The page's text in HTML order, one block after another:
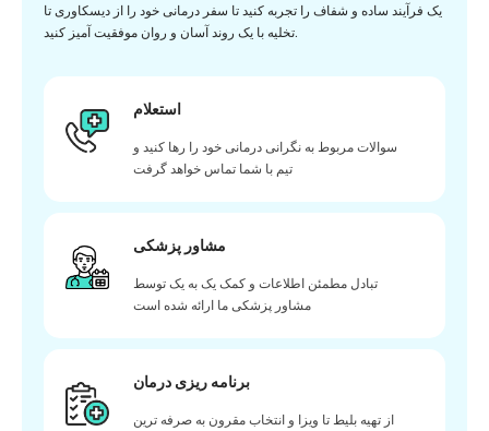
یک فرآیند ساده و شفاف را تجربه کنید تا سفر درمانی خود را از دیسکاوری تا
تخلیه با یک روند آسان و روان موفقیت آمیز کنید.
استعلام
سوالات مربوط به نگرانی درمانی خود را رها کنید و
تیم با شما تماس خواهد گرفت
مشاور پزشکی
تبادل مطمئن اطلاعات و کمک یک به یک توسط
مشاور پزشکی ما ارائه شده است
برنامه ریزی درمان
از تهیه بلیط تا ویزا و انتخاب مقرون به صرفه ترین